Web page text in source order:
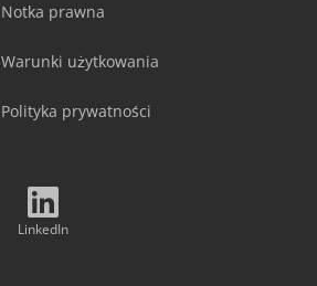
Notka prawna
Warunki użytkowania
Polityka prywatności
LinkedIn